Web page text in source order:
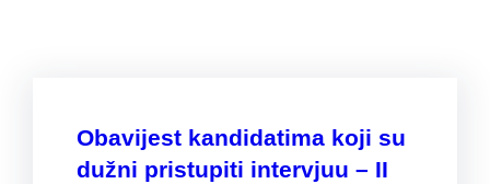
Obavijest kandidatima koji su
dužni pristupiti intervjuu – II